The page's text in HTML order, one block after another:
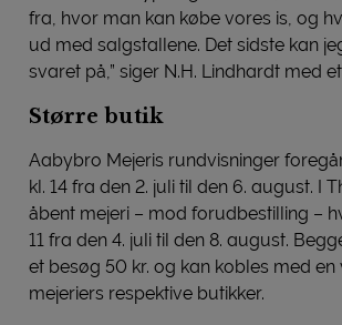
fra, hvor man kan købe vores is, og
ud med salgstallene. Det sidste kan
svaret på,” siger N.H. Lindhardt med
Større butik
Aabybro Mejeris rundvisninger
kl. 14 fra den 2. juli til den 6. august. I
åbent mejeri – mod forudbestilling –
11 fra den 4. juli til den 8. august.
et besøg 50 kr. og kan kobles med en
mejeriers respektive butikker.